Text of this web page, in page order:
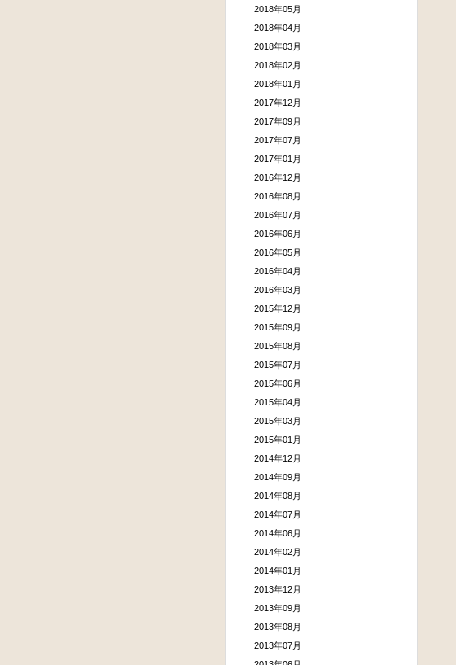
2018年05月
2018年04月
2018年03月
2018年02月
2018年01月
2017年12月
2017年09月
2017年07月
2017年01月
2016年12月
2016年08月
2016年07月
2016年06月
2016年05月
2016年04月
2016年03月
2015年12月
2015年09月
2015年08月
2015年07月
2015年06月
2015年04月
2015年03月
2015年01月
2014年12月
2014年09月
2014年08月
2014年07月
2014年06月
2014年02月
2014年01月
2013年12月
2013年09月
2013年08月
2013年07月